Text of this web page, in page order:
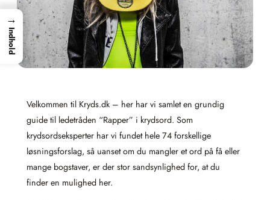
Velkommen til Kryds.dk – her har vi samlet en grundig
guide til ledetråden “Rapper” i krydsord. Som
krydsordseksperter har vi fundet hele 74 forskellige
løsningsforslag, så uanset om du mangler et ord på få eller
mange bogstaver, er der stor sandsynlighed for, at du
finder en mulighed her.
→
Indhold